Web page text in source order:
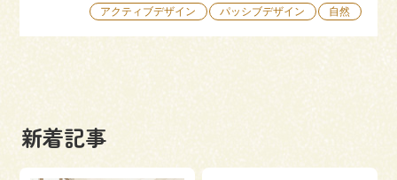
054-365-3838
アクティブデザイン パッシブデザイン 自然
新着記事